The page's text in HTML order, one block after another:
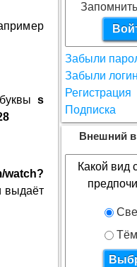
s
watch?
выдаёт
Забыли
Забыли
Регистрация
Подписка
Внешний
Какой вид